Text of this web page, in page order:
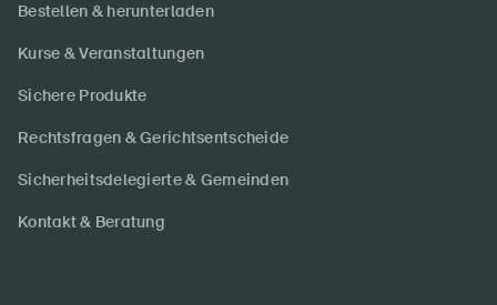
Bestellen & herunterladen
Kurse & Veranstaltungen
Sichere Produkte
Rechtsfragen & Gerichtsentscheide
Sicherheitsdelegierte & Gemeinden
Kontakt & Beratung